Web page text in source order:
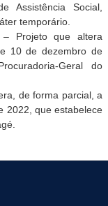
Assistência Social,
temporário.
– Projeto que altera
10 de dezembro de
Geral do
de forma parcial, a
2022, que estabelece